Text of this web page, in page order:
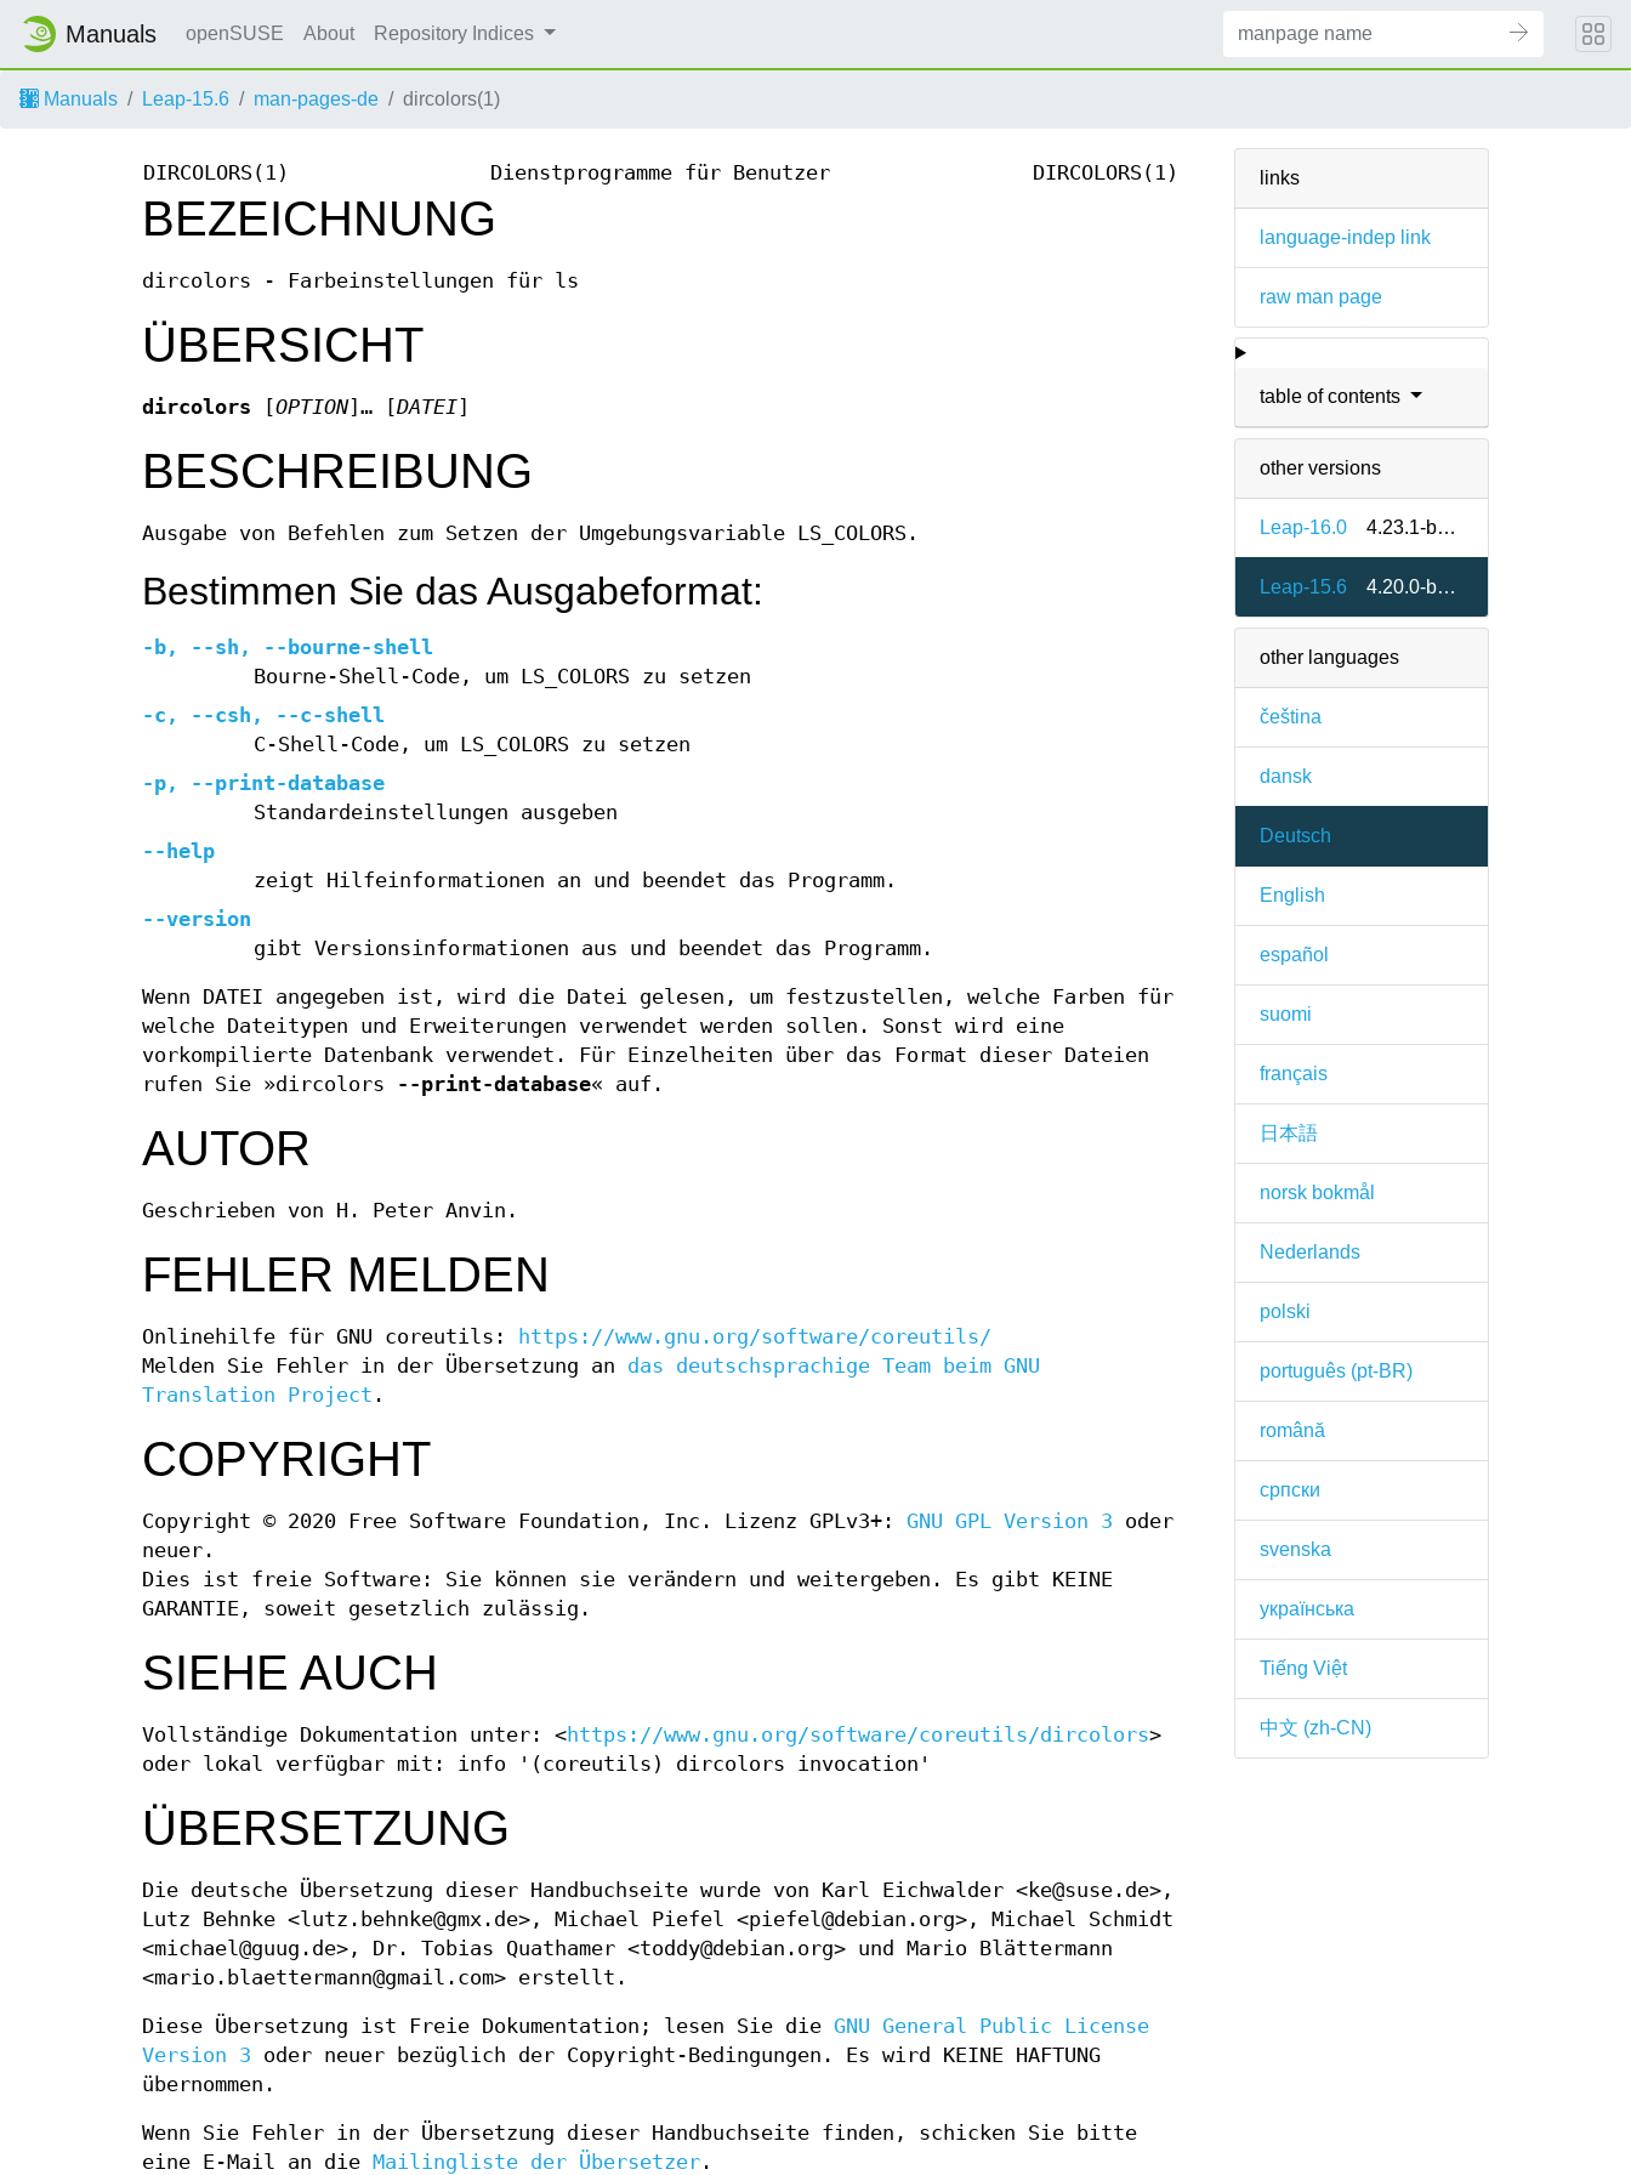
Manuals openSUSE About Repository Indices
Manuals Leap-15.6 man-pages-de dircolors(1)
links
language-indep link
raw man page
table of contents
other versions
Leap-16.0 4.23.1-bp160.1.9
Leap-15.6 4.20.0-bp156.2.1
other languages
čeština
dansk
Deutsch
English
español
suomi
français
日本語
norsk bokmål
Nederlands
polski
português (pt-BR)
română
српски
svenska
українська
Tiếng Việt
中文 (zh-CN)
DIRCOLORS(1) Dienstprogramme für Benutzer DIRCOLORS(1)
BEZEICHNUNG
dircolors - Farbeinstellungen für ls
ÜBERSICHT
dircolors OPTION]… [ DATEI
BESCHREIBUNG
Ausgabe von Befehlen zum Setzen der Umgebungsvariable LS_COLORS.
Bestimmen Sie das Ausgabeformat:
-b, --sh ,
--bourne-shell
Bourne‐Shell‐Code, um LS_COLORS zu setzen
-c , --csh ,
--c-shell
C‐Shell‐Code, um LS_COLORS zu setzen
-p,
--print-database
Standardeinstellungen ausgeben
--help
zeigt Hilfeinformationen an und beendet das Programm.
--version
gibt Versionsinformationen aus und beendet das Programm.
Wenn DATEI angegeben ist, wird die Datei gelesen, um festzustellen, welche Farben für
welche Dateitypen und Erweiterungen verwendet werden sollen. Sonst wird eine
vorkompilierte Datenbank verwendet. Für Einzelheiten über das Format dieser Dateien
rufen Sie »dircolors
--print-database« auf.
AUTOR
Geschrieben von H. Peter Anvin.
FEHLER MELDEN
Onlinehilfe für GNU coreutils:
https://www.gnu.org/software/coreutils/
Melden Sie Fehler in der Übersetzung an das deutschsprachige Team beim GNU
Translation Project .
COPYRIGHT
Copyright © 2020 Free Software Foundation, Inc. Lizenz GPLv3+: GNU GPL Version 3 oder
neuer.
Dies ist freie Software: Sie können sie verändern und weitergeben. Es gibt KEINE
GARANTIE, soweit gesetzlich zulässig.
SIEHE AUCH
Vollständige Dokumentation unter: <https://www.gnu.org/software/coreutils/dircolors>
oder lokal verfügbar mit: info '(coreutils) dircolors invocation'
ÜBERSETZUNG
Die deutsche Übersetzung dieser Handbuchseite wurde von Karl Eichwalder <ke@suse.de>,
Lutz Behnke <lutz.behnke@gmx.de>, Michael Piefel <piefel@debian.org>, Michael Schmidt
<michael@guug.de>, Dr. Tobias Quathamer <toddy@debian.org> und Mario Blättermann
<mario.blaettermann@gmail.com> erstellt.
Diese Übersetzung ist Freie Dokumentation; lesen Sie die GNU General Public License
Version 3 oder neuer bezüglich der Copyright-Bedingungen. Es wird KEINE HAFTUNG
übernommen.
Wenn Sie Fehler in der Übersetzung dieser Handbuchseite finden, schicken Sie bitte
eine E-Mail an die
Mailingliste der Übersetzer .